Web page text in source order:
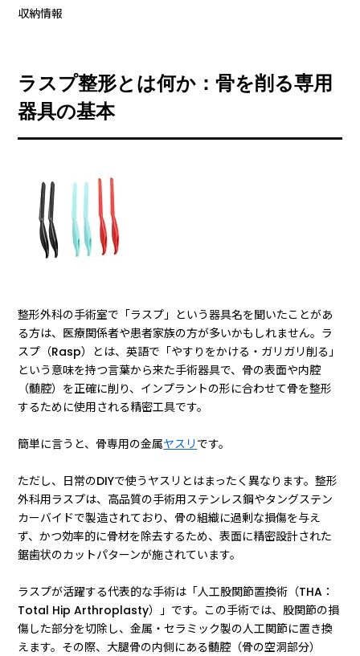
収納情報
ラスプ整形とは何か：骨を削る専用
器具の基本
整形外科の手術室で「ラスプ」という器具名を聞いたことがあ
る方は、医療関係者や患者家族の方が多いかもしれません。ラ
スプ（Rasp）とは、英語で「やすりをかける・ガリガリ削る」
という意味を持つ言葉から来た手術器具で、骨の表面や内腔
（髄腔）を正確に削り、インプラントの形に合わせて骨を整形
するために使用される精密工具です。
簡単に言うと、骨専用の金属ヤスリ です。
ただし、日常のDIYで使うヤスリとはまったく異なります。整形
外科用ラスプは、高品質の手術用ステンレス鋼やタングステン
カーバイドで製造されており、骨の組織に過剰な損傷を与え
ず、かつ効率的に骨材を除去するため、表面に精密設計された
鋸歯状のカットパターンが施されています。
ラスプが活躍する代表的な手術は「人工股関節置換術（THA：
Total Hip Arthroplasty）」です。この手術では、股関節の損
傷した部分を切除し、金属・セラミック製の人工関節に置き換
えます。その際、大腿骨の内側にある髄腔（骨の空洞部分）